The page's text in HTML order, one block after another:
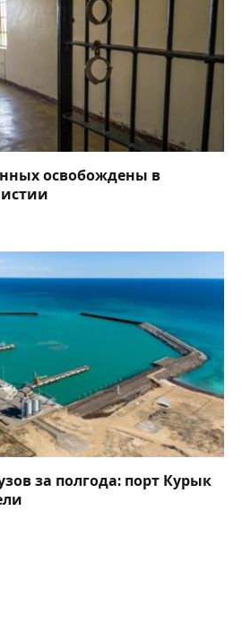
освобождены в
за полгода: порт Курык